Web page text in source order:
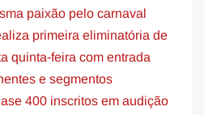
paixão pelo carnaval
primeira eliminatória de
quinta-feira com entrada
e segmentos
400 inscritos em audição